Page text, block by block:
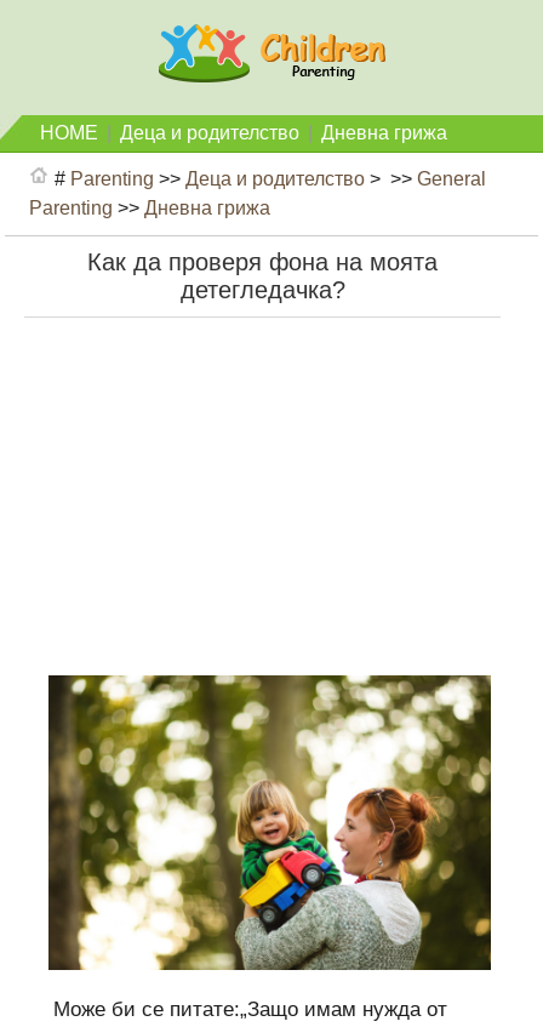
HOME Деца и родителство Дневна грижа
# Parenting >>Деца и родителство > >>General
Parenting >>Дневна грижа
Как да проверя фона на моята
детегледачка?
Може би се питате:„Защо имам нужда от